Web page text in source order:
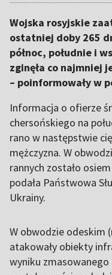
Wojska rosyjskie
ostatniej doby 265
północ, południe i
zginęła co najmniej
– poinformowały w
Informacja o ofierze
chersońskiego na
rano w następstwie
mężczyzna. W
rannych zostało
podała Państwowa
Ukrainy.
W obwodzie odeskim
atakowały obiekty
wyniku